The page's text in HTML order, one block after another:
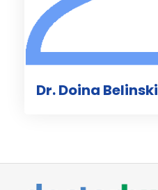
Dr. Doina Belinski